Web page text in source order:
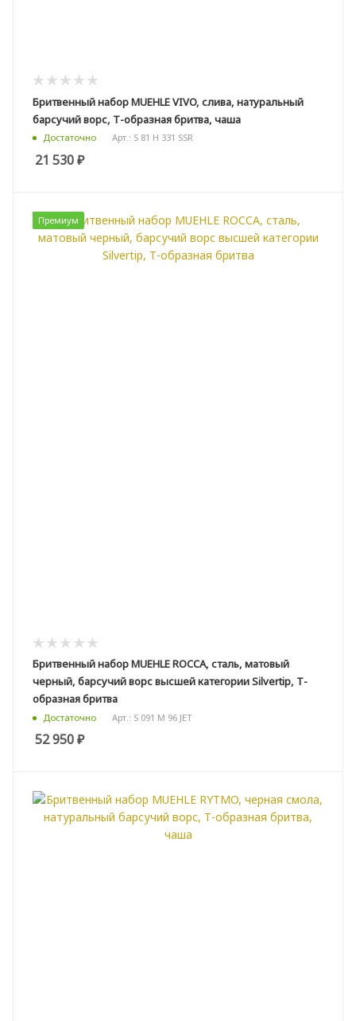
Бритвенный набор MUEHLE VIVO, слива, натуральный
барсучий ворс, Т-образная бритва, чаша
Достаточно Арт.: S 81 H 331 SSR
21 530₽
Премиум
Бритвенный набор MUEHLE ROCCA, сталь, матовый
черный, барсучий ворс высшей категории Silvertip, Т-
образная бритва
Достаточно Арт.: S 091 M 96 JET
52 950₽